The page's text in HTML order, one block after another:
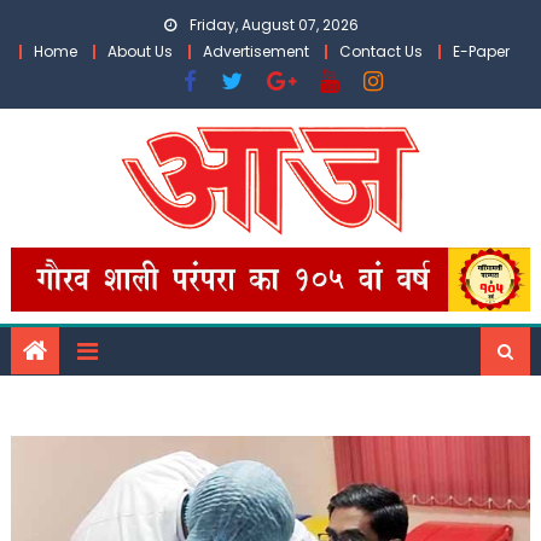
Friday, August 07, 2026
Home
About Us Advertisement Contact Us E-Paper